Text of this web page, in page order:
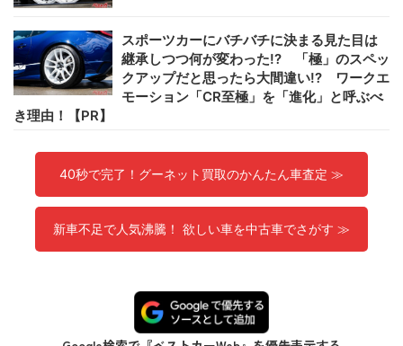
スポーツカーにバチバチに決まる見た目は
継承しつつ何が変わった!? 「極」のスペッ
クアップだと思ったら大間違い!? ワークエ
モーション「CR至極」を「進化」と呼ぶべ
き理由！【PR】
40秒で完了！グーネット買取のかんたん車査定 ≫
新車不足で人気沸騰！ 欲しい車を中古車でさがす ≫